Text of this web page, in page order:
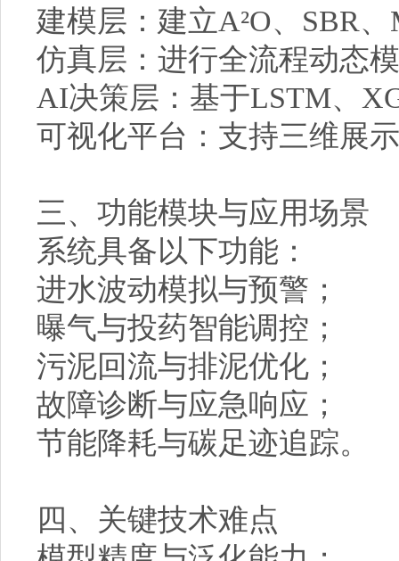
建模层：建立A²O、SBR
仿真层：进行全流程动态
AI决策层：基于LSTM、
可视化平台：支持三维展
三、功能模块与应用场景
系统具备以下功能：
进水波动模拟与预警；
曝气与投药智能调控；
污泥回流与排泥优化；
故障诊断与应急响应；
节能降耗与碳足迹追踪。
四、关键技术难点